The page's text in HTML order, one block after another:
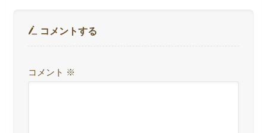
コメントする
コメント ※